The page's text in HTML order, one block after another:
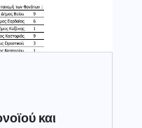
και